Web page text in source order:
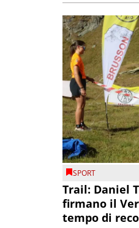
SPORT
Trail: Daniel
firmano il
tempo di